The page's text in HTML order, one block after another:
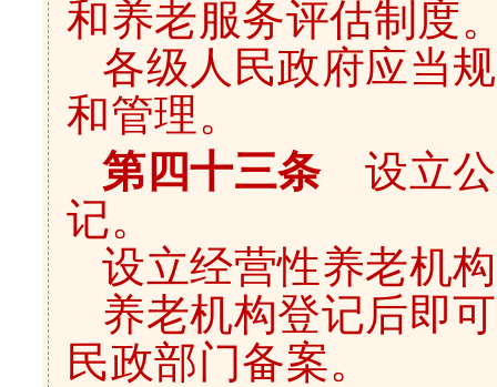
和养老服务评估制度
各级人民政府应当
和管理。
第四十三条设立公
记。
设立经营性养老机
养老机构登记后即
民政部门备案。